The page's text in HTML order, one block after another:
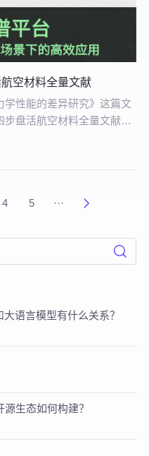
空材料全量文献
学性能的差异研究》这篇文
盘活航空材料全量文献。
。
4 5 ···
语言模型有什么关系？
生态如何构建？